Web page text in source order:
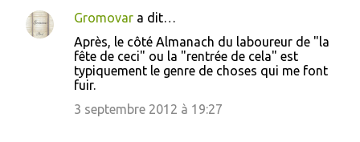
Gromovar a dit…
Après, le côté Almanach du laboureur de "la
fête de ceci" ou la "rentrée de cela" est
typiquement le genre de choses qui me font
fuir.
3 septembre 2012 à 19:27